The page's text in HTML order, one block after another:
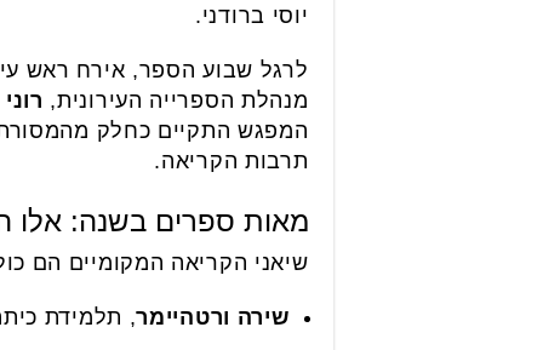
יוסי ברודני.
לרגל שבוע הספר, אירח ראש
מנהלת הספרייה העירונית,
המפגש התקיים כחלק מהמסורת
תרבות הקריאה.
מאות ספרים בשנה: אלו
שיאני הקריאה המקומיים הם
שירה ורטהיימר, תלמידת